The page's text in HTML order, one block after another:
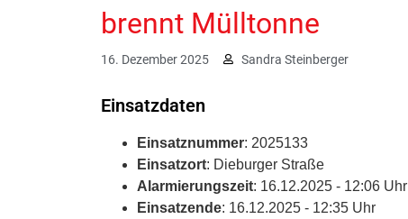
brennt Mülltonne
16. Dezember 2025 Sandra Steinberger
Einsatzdaten
Einsatznummer: 2025133
Einsatzort: Dieburger Straße
Alarmierungszeit: 16.12.2025 - 12:06 Uhr
Einsatzende: 16.12.2025 - 12:35 Uhr